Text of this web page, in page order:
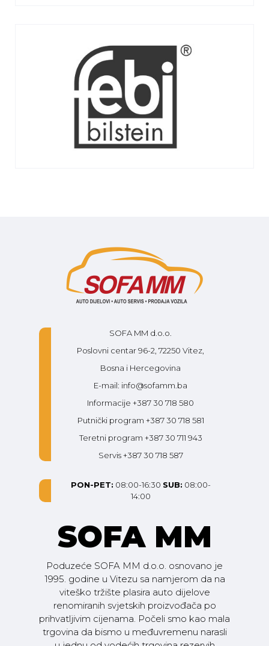
SOFA MM d.o.o.
Poslovni centar 96-2, 72250 Vitez,
Bosna i Hercegovina
E-mail: info@sofamm.ba
Informacije +387 30 718 580
Putnički program +387 30 718 581
Teretni program +387 30 711 943
Servis +387 30 718 587
PON-PET: 08:00-16:30 SUB: 08:00-
14:00
SOFA MM
Poduzeće SOFA MM d.o.o. osnovano je
1995. godine u Vitezu sa namjerom da na
viteško tržište plasira auto dijelove
renomiranih svjetskih proizvođača po
prihvatljivim cijenama. Počeli smo kao mala
trgovina da bismo u međuvremenu narasli